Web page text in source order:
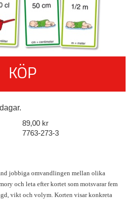
KÖP
89,00 kr
7763-273-3
jobbiga omvandlingen mellan olika
och leta efter kortet som motsvarar fem
vikt och volym. Korten visar konkreta